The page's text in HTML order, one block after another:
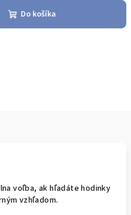
Do košíka
voľba, ak hľadáte hodinky
vzhľadom.